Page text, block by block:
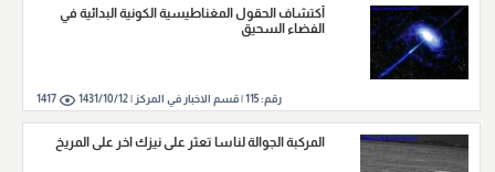
أكتشاف الحقول المغناطيسية الكونية البدائية في
الفضاء السحيق
رقم:115
|قسم الاخبار في المركز |1431/10/12
1417
المركبة الجوالة لناسا تعثر على نيزك اخر على المريخ